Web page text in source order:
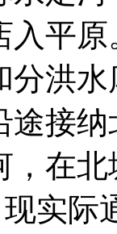
入平
分洪
途接
在
实际